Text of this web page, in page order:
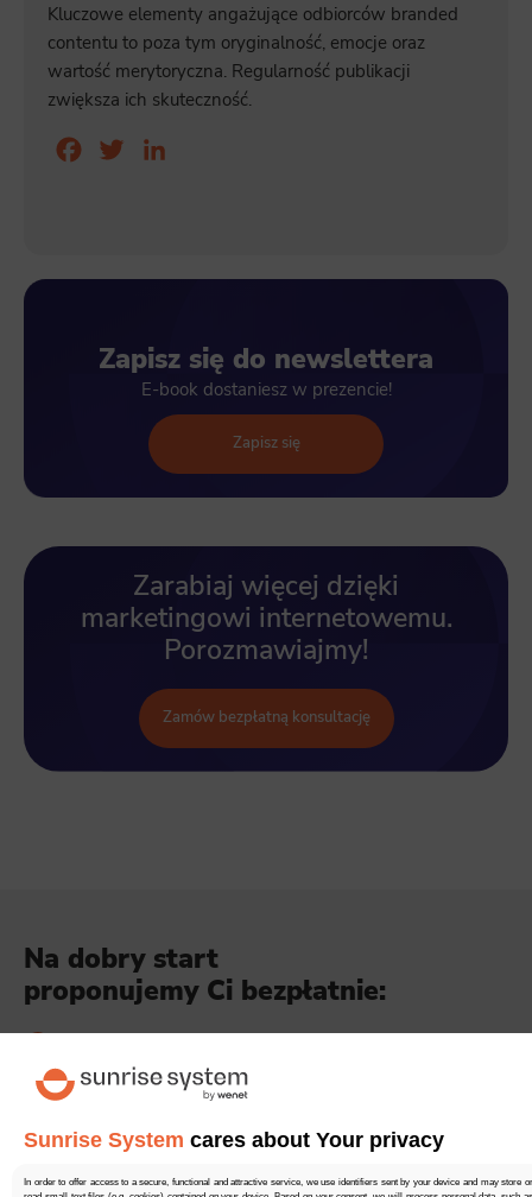
Sunrise System cares about Your privacy
In order to offer access to a secure, functional and attractive service, we use identifiers sent by your device and may store or
Kluczowe elementy angażujące odbiorców branded
contentu to poza tym oryginalność, emocje oraz
wartość merytoryczna. Regularność publikacji
zwiększa ich skuteczność.
Facebook
Twitter
Zapisz się do newslettera
E-book dostaniesz w prezencie!
Zapisz się
Zarabiaj więcej dzięki
marketingowi internetowemu.
Porozmawiajmy!
Zamów bezpłatną konsultację
Na dobry start
proponujemy Ci bezpłatnie:
konsultację z doświadczonym ekspertem
ofertę dopasowaną do Twojego biznesu